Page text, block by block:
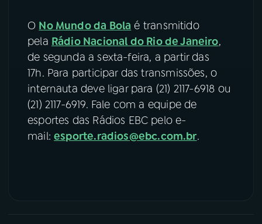
O No Mundo da Bola é transmitido
pela Rádio Nacional do Rio de Janeiro,
de segunda a sexta-feira, a partir das
17h. Para participar das transmissões, o
internauta deve ligar para (21) 2117-6918 ou
(21) 2117-6919. Fale com a equipe de
esportes das Rádios EBC pelo e-
mail:esporte.radios@ebc.com.br.